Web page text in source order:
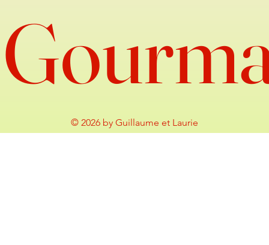
© 2026 by Guillaume et Laurie